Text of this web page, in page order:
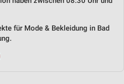
für Mode & Bekleidung in Bad